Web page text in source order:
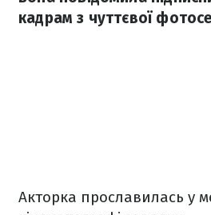
кадрам з чуттєвої
Акторка прославилась у